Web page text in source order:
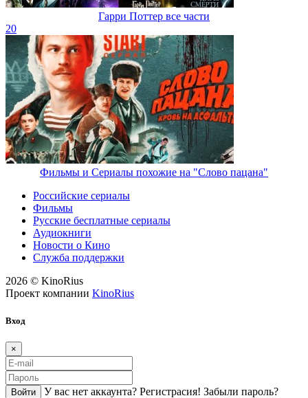
Гарри Поттер все части
20
Фильмы и Сериалы похожие на "Слово пацана"
Российские сериалы
Фильмы
Русские бесплатные сериалы
Аудиокниги
Новости о Кино
Служба поддержки
2026 © KinoRius
Проект компании KinoRius
Вход
×
Войти У вас нет аккаунта? Регистраcия! Забыли пароль?